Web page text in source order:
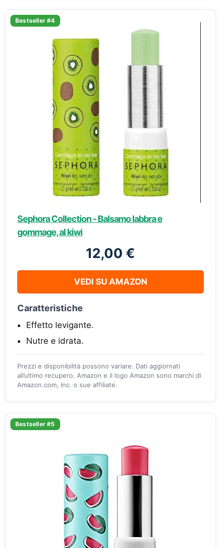
Bestseller #4
Sephora Collection - Balsamo labbra e
gommage, al kiwi
12,00 €
VEDI SU AMAZON
Caratteristiche
Effetto levigante.
Nutre e idrata.
Prezzi e disponibilità possono variare. Dati aggiornati
all’ultimo recupero. Amazon e il logo Amazon sono marchi di
Amazon.com, Inc. o sue affiliate.
Bestseller #5